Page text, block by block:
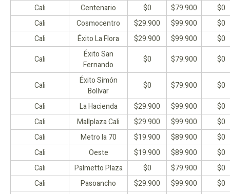
Cali
Centenario $0 $79.900
$0
Cali
Cosmocentro $29.900 $99.900
$0
Cali
Éxito La Flora $29.900 $99.900
$0
Cali
Éxito San
Fernando
$0 $79.900 $0
Cali
Éxito Simón
Bolívar
$0 $79.900
$0
Cali
La Hacienda $29.900 $99.900
$0
Cali
Mallplaza Cali $29.900 $99.900
$0
Cali
Metro la 70 $19.900 $89.900
$0
Cali
Oeste $19.900 $89.900
$0
Cali
Palmetto Plaza $0 $79.900
$0
Cali
Pasoancho $29.900 $99.900
$0